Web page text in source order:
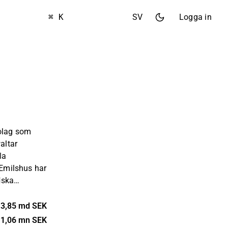
⌘ K SV Logga in
som
har
med
stark
3,85 md SEK
1,06 mn SEK